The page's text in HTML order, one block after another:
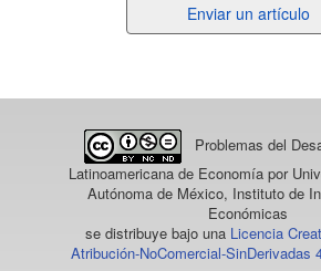
un
Enviar un artículo
Problemas del
Latinoamericana de Economía por
Autónoma de México, Instituto de
Económicas
se distribuye bajo una Licencia
Atribución-NoComercial-SinDerivadas